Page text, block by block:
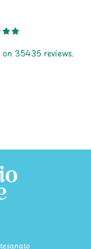
Ana Maria Bastos Guimarães Guimaraes
35435 reviews.